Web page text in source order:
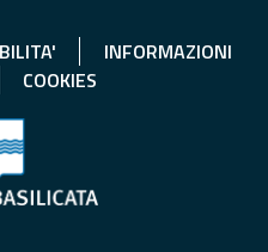
INFORMAZIONI
COOKIES